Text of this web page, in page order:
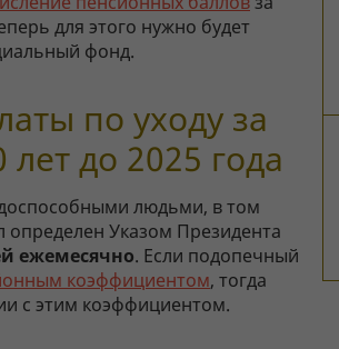
для этого нужно будет
фонд.
по уходу за
до 2025 года
людьми, в том
определен Указом Президента
ежемесячно. Если подопечный
коэффициентом, тогда
с этим коэффициентом.